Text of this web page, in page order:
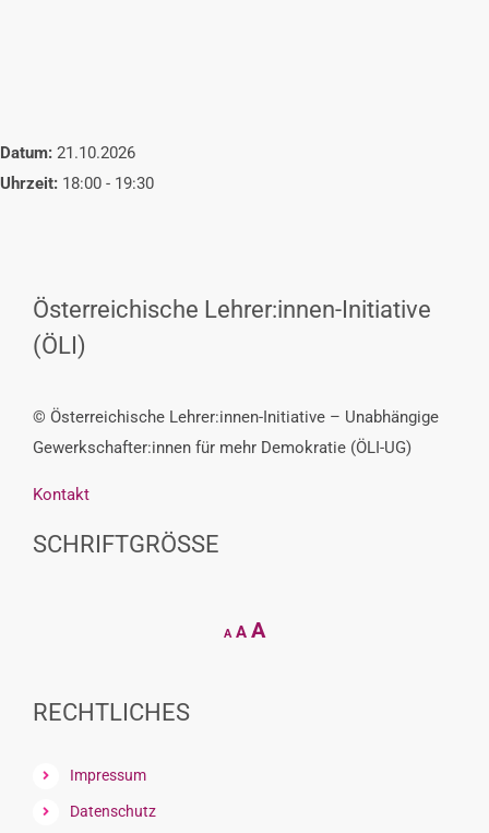
Datum: 21.10.2026
Uhrzeit: 18:00 - 19:30
Österreichische Lehrer:innen-Initiative
(ÖLI)
© Österreichische Lehrer:innen-Initiative – Unabhängige
Gewerkschafter:innen für mehr Demokratie (ÖLI-UG)
Kontakt
SCHRIFTGRÖSSE
A
Decrease
font
A Reset
AIncrease
RECHTLICHES
Impressum
Datenschutz